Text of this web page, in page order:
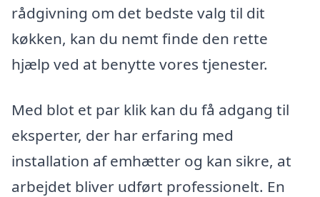
rådgivning om det bedste valg til dit
køkken, kan du nemt finde den rette
hjælp ved at benytte vores tjenester.
Med blot et par klik kan du få adgang til
eksperter, der har erfaring med
installation af emhætter og kan sikre, at
arbejdet bliver udført professionelt. En